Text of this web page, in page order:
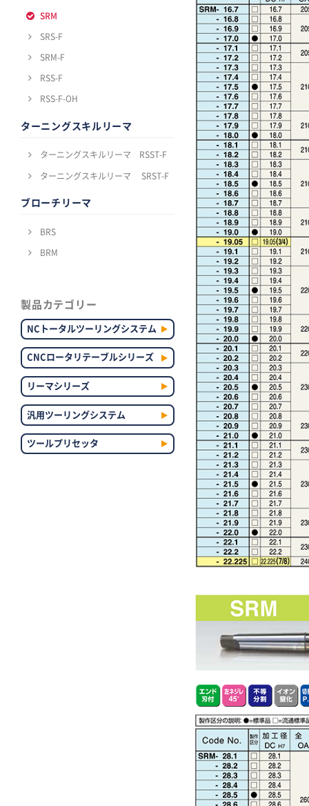
SRM
SRS-F
SRM-F
RSS-F
RSS-F-OH
ターニングスキルリーマ
ターニングスキルリーマ RSST-F
ターニングスキルリーマ SRST-F
ブローチリーマ
BRS
BRM
製品カテゴリー
NCトータルツーリングシステム
CNCロータリテーブルシリーズ
リーマシリーズ
汎用ツーリングシステム
ツールプリセッタ